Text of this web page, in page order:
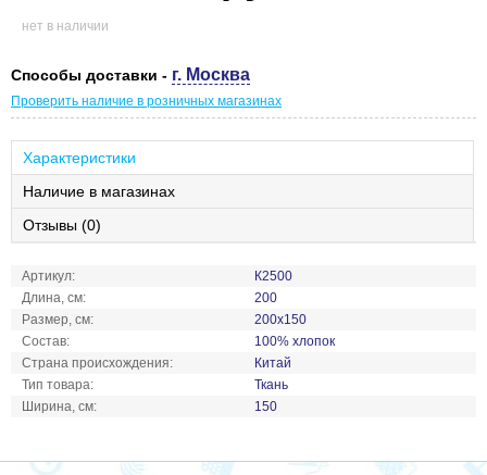
нет в наличии
Способы доставки - г. Москва
Проверить наличие в розничных магазинах
Характеристики
Наличие в магазинах
Отзывы (0)
Артикул:
К2500
Длина, см:
200
Размер, см:
200х150
Состав:
100% хлопок
Страна происхождения:
Китай
Тип товара:
Ткань
Ширина, см:
150